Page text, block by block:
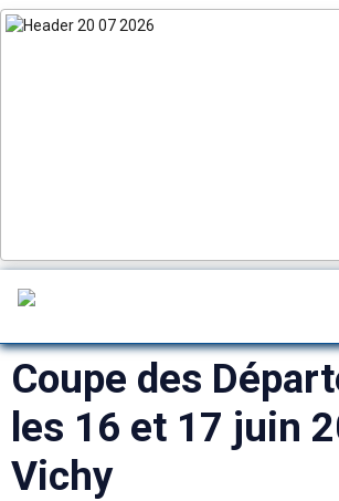
Coupe des
les 16 et 17 juin
Vichy